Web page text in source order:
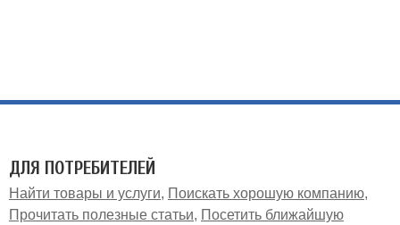
ДЛЯ ПОТРЕБИТЕЛЕЙ
Найти товары и услуги
Поискать хорошую компанию
Прочитать полезные статьи
Посетить ближайшую